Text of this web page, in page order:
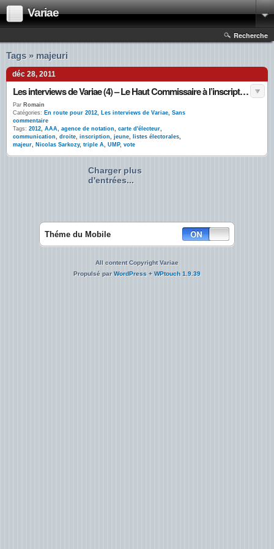
Variae
Recherche
Tags » majeuri
déc 28, 2011
Les interviews de Variae (4) – Le Haut Commissaire à l’inscription sur les listes électorales
Par Romain
Catégories: En route pour 2012, Les interviews de Variae, Sans
commentaire
Tags: 2012, AAA, agence de notation, carte d'électeur,
communication, droite, inscription, jeune, listes électorales,
majeur, Nicolas Sarkozy, triple A, UMP, vote
Charger plus
d'entrées...
Théme du Mobile
All content Copyright Variae
Propulsé parWordPress + WPtouch 1.9.39